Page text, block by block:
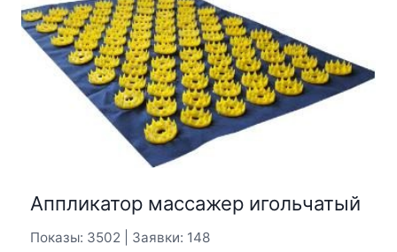
Аппликатор массажер игольчатый
Показы: 3502 | Заявки: 148